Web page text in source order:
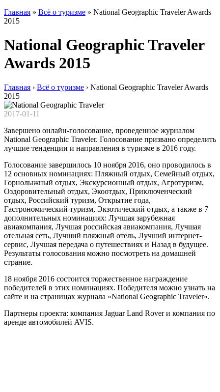
Главная » Всё о туризме » Nаtional Geographic Traveler Awards
2015
Nаtional Geographic Traveler
Awards 2015
Главная › Всё о туризме › Nаtional Geographic Traveler Awards
2015
2017-01-11
Завершено онлайн-голосование, проведенное журналом
National Geographic Traveler. Голосование призвано определить
лучшие тенденции и направления в туризме в 2016 году.
Голосование завершилось 10 ноября 2016, оно проводилось в
12 основных номинациях: Пляжный отдых, Семейный отдых,
Горнолыжный отдых, Экскурсионный отдых, Агротуризм,
Оздоровительный отдых, Экоотдых, Приключенческий
отдых, Российский туризм, Открытие года,
Гастрономический туризм, Экзотический отдых, а также в 7
дополнительных номинациях: Лучшая зарубежная
авиакомпания, Лучшая российская авиакомпания, Лучшая
отельная сеть, Лучший пляжный отель, Лучший интернет-
сервис, Лучшая передача о путешествиях и Назад в будущее.
Результаты голосования можно посмотреть на домашней
страние.
18 ноября 2016 состоится торжественное награждение
победителей в этих номинациях. Победителя можно узнать на
сайте и на страницах журнала «National Geographic Traveler».
Партнеры проекта: компания Jaguar Land Rover и компания по
аренде автомобилей AVIS.